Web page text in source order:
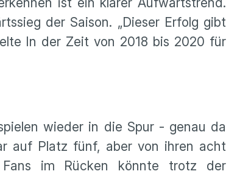
der Saison. „Dieser Erfolg gibt
In der Zeit von 2018 bis 2020 für
wieder in die Spur - genau da
auf Platz fünf, aber von ihren acht
im Rücken könnte trotz der